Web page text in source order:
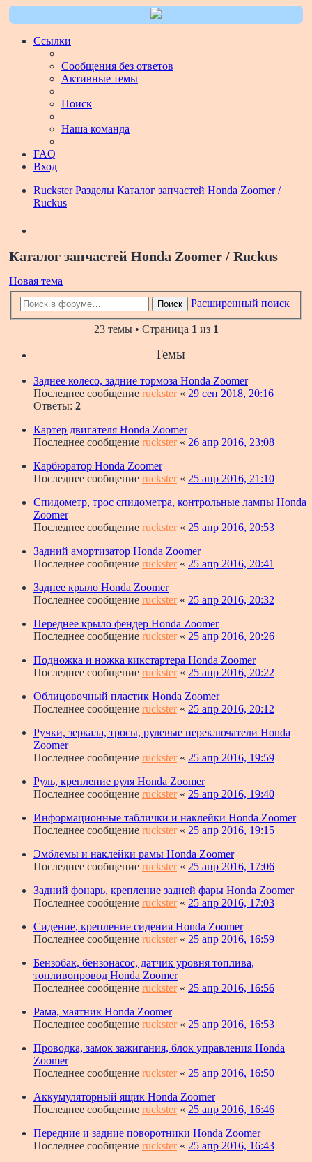
Ссылки
Сообщения без ответов
Активные темы
Поиск
Наша команда
FAQ
Вход
Ruckster Разделы Каталог запчастей Honda Zoomer /
Ruckus
Каталог запчастей Honda Zoomer / Ruckus
Новая тема
Поиск Расширенный поиск
23 темы • Страница 1 из 1
Темы
Заднее колесо, задние тормоза Honda Zoomer
Последнее сообщение ruckster« 29 сен 2018, 20:16
Ответы: 2
Картер двигателя Honda Zoomer
Последнее сообщение ruckster« 26 апр 2016, 23:08
Карбюратор Honda Zoomer
Последнее сообщение ruckster« 25 апр 2016, 21:10
Спидометр, трос спидометра, контрольные лампы Honda
Zoomer
Последнее сообщение ruckster« 25 апр 2016, 20:53
Задний амортизатор Honda Zoomer
Последнее сообщение ruckster« 25 апр 2016, 20:41
Заднее крыло Honda Zoomer
Последнее сообщение ruckster« 25 апр 2016, 20:32
Переднее крыло фендер Honda Zoomer
Последнее сообщение ruckster« 25 апр 2016, 20:26
Подножка и ножка кикстартера Honda Zoomer
Последнее сообщение ruckster« 25 апр 2016, 20:22
Облицовочный пластик Honda Zoomer
Последнее сообщение ruckster« 25 апр 2016, 20:12
Ручки, зеркала, тросы, рулевые переключатели Honda
Zoomer
Последнее сообщение ruckster« 25 апр 2016, 19:59
Руль, крепление руля Honda Zoomer
Последнее сообщение ruckster« 25 апр 2016, 19:40
Информационные таблички и наклейки Honda Zoomer
Последнее сообщение ruckster« 25 апр 2016, 19:15
Эмблемы и наклейки рамы Honda Zoomer
Последнее сообщение ruckster« 25 апр 2016, 17:06
Задний фонарь, крепление задней фары Honda Zoomer
Последнее сообщение ruckster« 25 апр 2016, 17:03
Сидение, крепление сидения Honda Zoomer
Последнее сообщение ruckster« 25 апр 2016, 16:59
Бензобак, бензонасос, датчик уровня топлива,
топливопровод Honda Zoomer
Последнее сообщение ruckster« 25 апр 2016, 16:56
Рама, маятник Honda Zoomer
Последнее сообщение ruckster« 25 апр 2016, 16:53
Проводка, замок зажигания, блок управления Honda
Zoomer
Последнее сообщение ruckster« 25 апр 2016, 16:50
Аккумуляторный ящик Honda Zoomer
Последнее сообщение ruckster« 25 апр 2016, 16:46
Передние и задние поворотники Honda Zoomer
Последнее сообщение ruckster« 25 апр 2016, 16:43